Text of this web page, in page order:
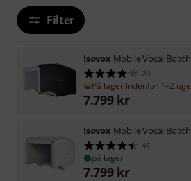
Filter
Isovox Mobile Vocal
20
På lager indenfor 1–2
7.799 kr
Isovox Mobile Vocal
46
på lager
7.799 kr